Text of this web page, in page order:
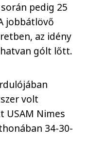
pedig 25
jobbátlövő
az idény
gólt lőtt.
volt
USAM Nimes
34-30-